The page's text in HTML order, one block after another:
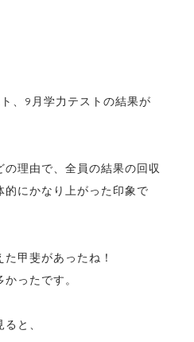
、9月学力テストの結果が
の理由で、全員の結果の回収
にかなり上がった印象で
甲斐があったね！
ったです。
と、